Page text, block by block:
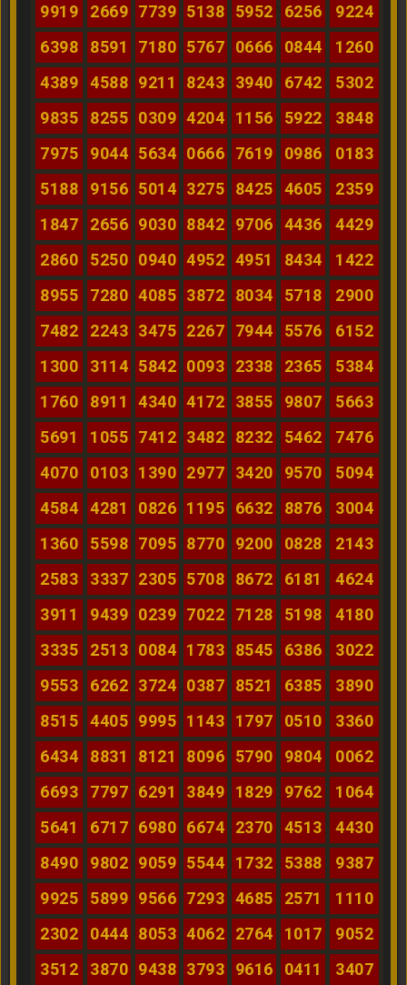
9919
2669 7739 5138 5952 6256
9224
6398
8591 7180 5767 0666 0844
1260
4389
4588 9211 8243 3940 6742
5302
9835
8255 0309 4204 1156 5922
3848
7975
9044 5634 0666 7619 0986
0183
5188
9156 5014 3275 8425 4605
2359
1847
2656 9030 8842 9706 4436
4429
2860
5250 0940 4952 4951 8434
1422
8955
7280 4085 3872 8034 5718
2900
7482
2243 3475 2267 7944 5576
6152
1300
3114 5842 0093 2338 2365
5384
1760
8911 4340 4172 3855 9807
5663
5691
1055 7412 3482 8232 5462
7476
4070
0103 1390 2977 3420 9570
5094
4584
4281 0826 1195 6632 8876
3004
1360
5598 7095 8770 9200 0828
2143
2583
3337 2305 5708 8672 6181
4624
3911
9439 0239 7022 7128 5198
4180
3335
2513 0084 1783 8545 6386
3022
9553
6262 3724 0387 8521 6385
3890
8515
4405 9995 1143 1797 0510
3360
6434
8831 8121 8096 5790 9804
0062
6693
7797 6291 3849 1829 9762
1064
5641
6717 6980 6674 2370 4513
4430
8490
9802 9059 5544 1732 5388
9387
9925
5899 9566 7293 4685 2571
1110
2302
0444 8053 4062 2764 1017
9052
3512
3870 9438 3793 9616 0411 3407